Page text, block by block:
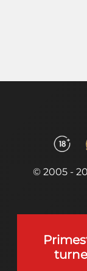
© 2005 -